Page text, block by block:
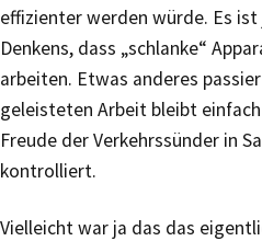
effizienter werden würde. Es
Denkens, dass „schlanke“
arbeiten. Etwas anderes
geleisteten Arbeit bleibt
Freude der Verkehrssünder in
kontrolliert.
Vielleicht war ja das das